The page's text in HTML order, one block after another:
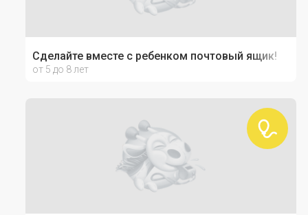
Сделайте вместе с ребенком почтовый ящик!
от 5 до 8 лет